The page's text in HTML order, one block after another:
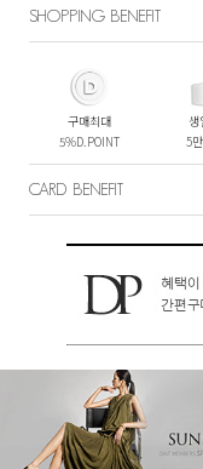
SHOPPING BENEFIT
구매최대
5%D.POINT
생
5
CARD BENEFIT